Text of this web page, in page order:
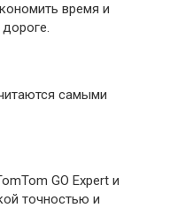
время и
самыми
GO Expert и
точностью и